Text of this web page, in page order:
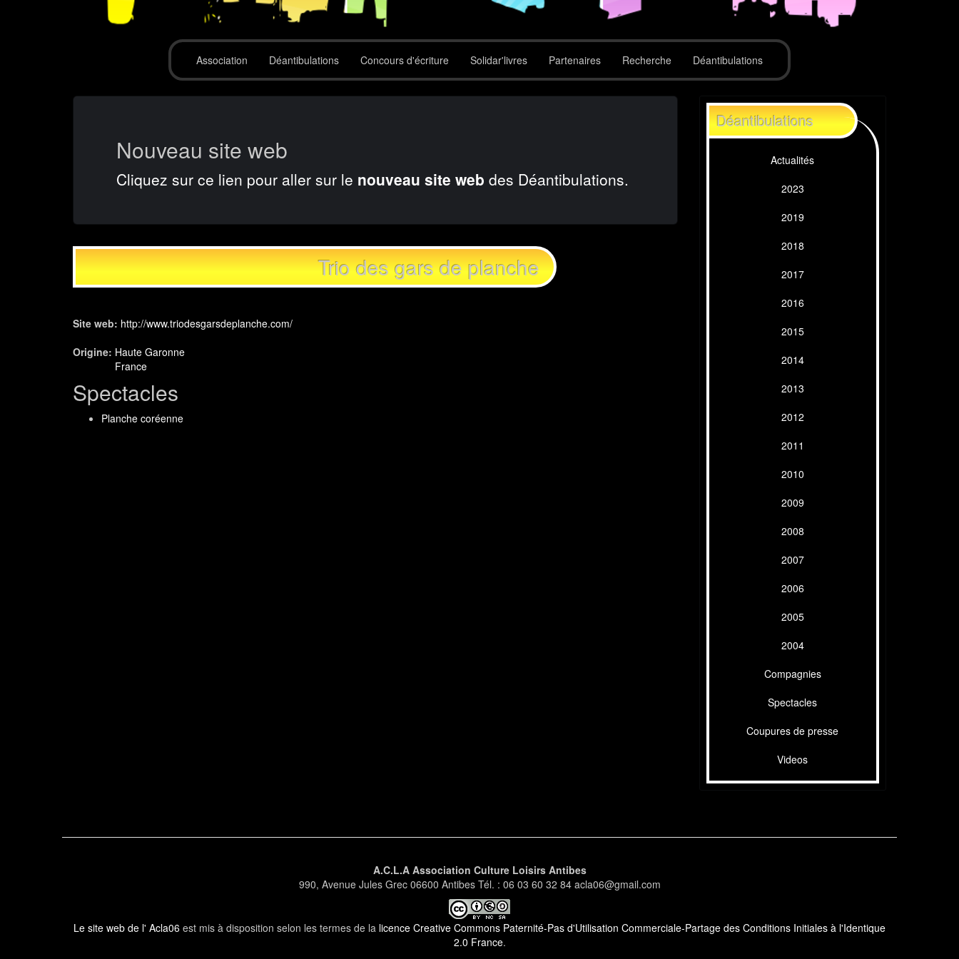
Association Déantibulations Concours d'écriture Solidar'livres Partenaires Recherche Déantibulations
Nouveau site web
Cliquez sur ce lien pour aller sur le nouveau site web des Déantibulations.
Trio des gars de planche
Site web: http://www.triodesgarsdeplanche.com/
Origine: Haute Garonne
France
Spectacles
Planche coréenne
Déantibulations
Actualités
2023
2019
2018
2017
2016
2015
2014
2013
2012
2011
2010
2009
2008
2007
2006
2005
2004
Compagnies
Spectacles
Coupures de presse
Videos
A.C.L.A Association Culture Loisirs Antibes
990, Avenue Jules Grec 06600 Antibes Tél. : 06 03 60 32 84 acla06@gmail.com
Le site web de l' Acla06 est mis à disposition selon les termes de la licence Creative Commons Paternité-Pas d'Utilisation Commerciale-Partage des Conditions Initiales à l'Identique
2.0 France.